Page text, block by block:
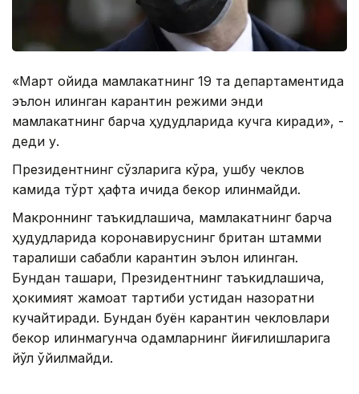
«Март ойида мамлакатнинг 19 та департаментида
эълон қилинган карантин режими энди
мамлакатнинг барча ҳудудларида кучга киради», -
деди у.
Президентнинг сўзларига кўра, ушбу чеклов
камида тўрт ҳафта ичида бекор қилинмайди.
Макроннинг таъкидлашича, мамлакатнинг барча
ҳудудларида коронавируснинг британ штамми
тарқалиши сабабли карантин эълон қилинган.
Бундан ташқари, Президентнинг таъкидлашича,
ҳокимият жамоат тартиби устидан назоратни
кучайтиради. Бундан буён карантин чекловлари
бекор қилинмагунча одамларнинг йиғилишларига
йўл қўйилмайди.